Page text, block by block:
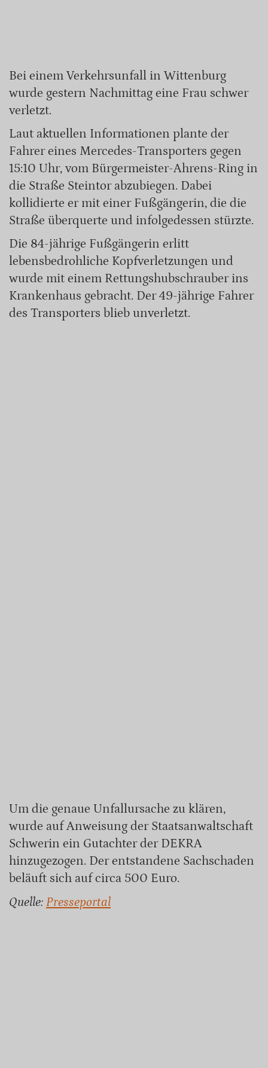
Bei einem Verkehrsunfall in Wittenburg
wurde gestern Nachmittag eine Frau schwer
verletzt.
Laut aktuellen Informationen plante der
Fahrer eines Mercedes-Transporters gegen
15:10 Uhr, vom Bürgermeister-Ahrens-Ring in
die Straße Steintor abzubiegen. Dabei
kollidierte er mit einer Fußgängerin, die die
Straße überquerte und infolgedessen stürzte.
Die 84-jährige Fußgängerin erlitt
lebensbedrohliche Kopfverletzungen und
wurde mit einem Rettungshubschrauber ins
Krankenhaus gebracht. Der 49-jährige Fahrer
des Transporters blieb unverletzt.
Um die genaue Unfallursache zu klären,
wurde auf Anweisung der Staatsanwaltschaft
Schwerin ein Gutachter der DEKRA
hinzugezogen. Der entstandene Sachschaden
beläuft sich auf circa 500 Euro.
Quelle: Presseportal